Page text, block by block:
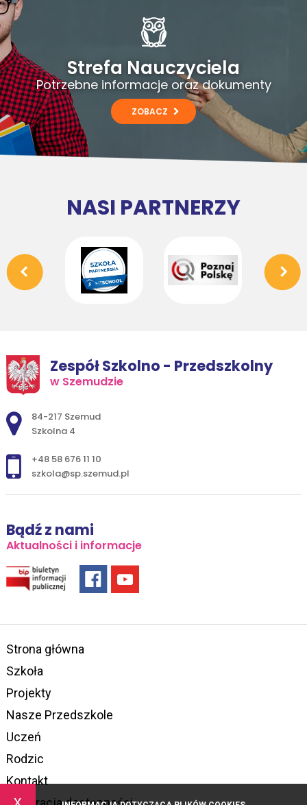
Strefa Nauczyciela
Potrzebne informacje oraz dokumenty
ZOBACZ
NASI PARTNERZY
Zespół Szkolno - Przedszkolny
w Szemudzie
Adres pocztowy:
84-217 Szemud
Szkolna 4
+48 58 676 11 10
szkola@sp.szemud.pl
Bądź z nami
Aktualności i informacje
Strona główna
Szkoła
Projekty
Nasze Przedszkole
Uczeń
Rodzic
Kontakt